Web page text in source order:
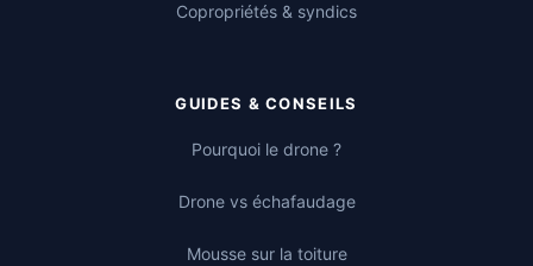
Copropriétés & syndics
GUIDES & CONSEILS
Pourquoi le drone ?
Drone vs échafaudage
Mousse sur la toiture